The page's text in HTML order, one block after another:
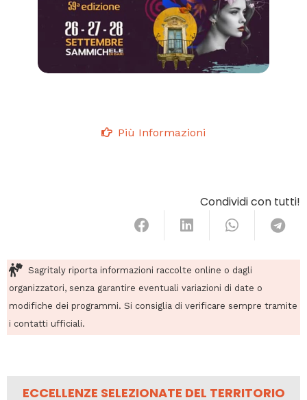
Più Informazioni
Condividi con tutti!
Sagritaly riporta informazioni raccolte online o dagli
organizzatori, senza garantire eventuali variazioni di date o
modifiche dei programmi. Si consiglia di verificare sempre tramite
i contatti ufficiali.
ECCELLENZE SELEZIONATE DEL TERRITORIO